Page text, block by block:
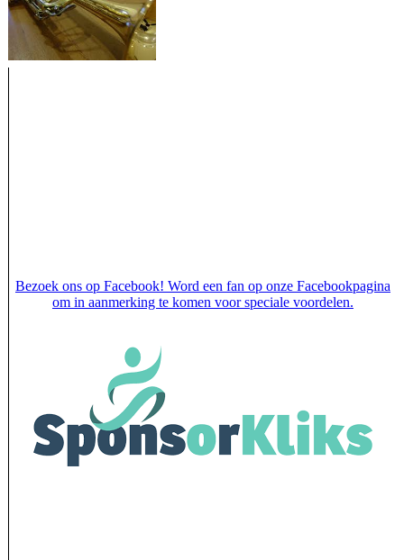
Bezoek ons op Facebook! Word een fan op onze Facebookpagina
om in aanmerking te komen voor speciale voordelen.